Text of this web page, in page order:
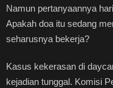
Puisi
Religi
Namun pertanyaannya
Apakah doa itu sedang
seharusnya bekerja?
Kasus kekerasan di
kejadian tunggal. Komisi